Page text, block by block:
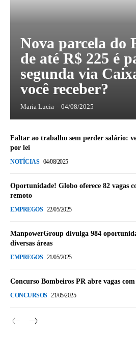
Nova parcela do
de até R$ 225 é
segunda via
você receber?
Maria Lucia - 04/08/2025
Faltar ao trabalho sem perder salário:
por lei
NOTÍCIAS 04/08/2025
Oportunidade! Globo oferece 82 vagas
remoto
EMPREGOS 22/05/2025
ManpowerGroup divulga 984
diversas áreas
EMPREGOS 21/05/2025
Concurso Bombeiros PR abre vagas
CONCURSOS 21/05/2025